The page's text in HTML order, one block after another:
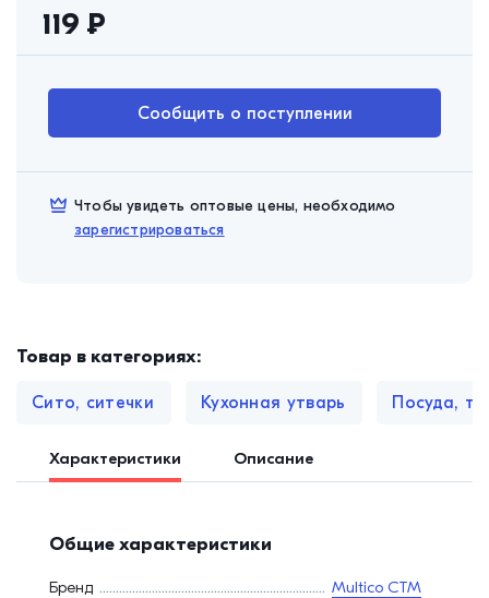
119 ₽
Сообщить о поступлении
Чтобы увидеть оптовые цены, необходимо
зарегистрироваться
Товар в категориях:
Сито, ситечки Кухонная утварь Посуда,
Характеристики Описание
Общие характеристики
Бренд
Multico СТМ